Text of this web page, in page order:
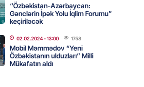
- 16:00
pozan 26 nəfər tutuldu
- 15:45
“Özbəkistan-Azərbaycan:
Gənclərin İpək Yolu İqlim Forumu”
keçiriləcək
02.02.2024- 13:00 1758
Mobil Məmmədov “Yeni
Özbəkistanın ulduzları” Milli
Mükafatın aldı